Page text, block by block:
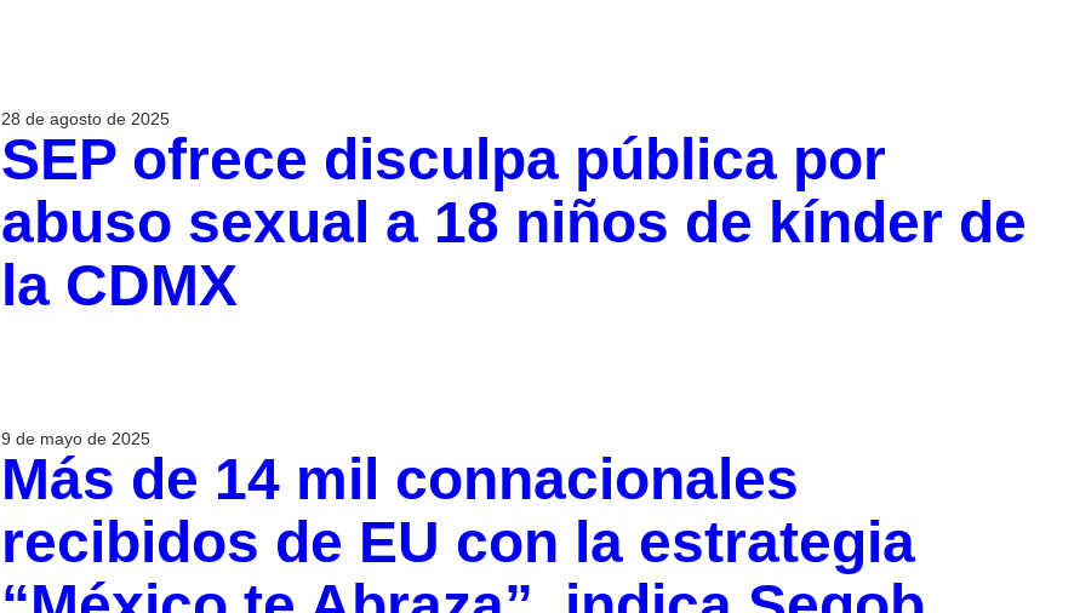
28 de agosto de 2025
SEP ofrece disculpa pública por
abuso sexual a 18 niños de kínder de
la CDMX
9 de mayo de 2025
Más de 14 mil connacionales
recibidos de EU con la estrategia